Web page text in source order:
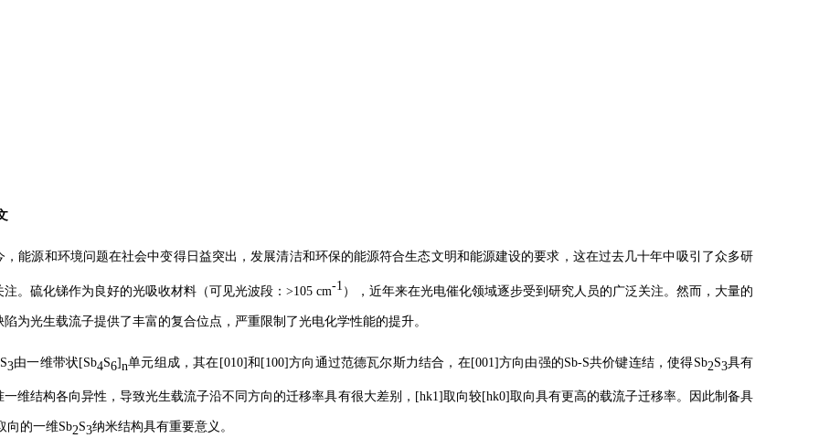
，能源和环境问题在社会中变得日益突出，发展清洁和环保的能源符合生态文明和能源建设的要求，这在过去几十年中吸引了众多研
。硫化锑作为良好的光吸收材料（可见光波段：>105 cm-1 ），近年来在光电催化领域逐步受到研究人员的广泛关注。然而，大量的
为光生载流子提供了丰富的复合位点，严重限制了光电化学性能的提升。
S3由一维带状[Sb4S6]n单元组成，其在[010]和[100]方向通过范德瓦尔斯力结合，在[001]方向由强的Sb-S共价键连结，使得Sb2S3具有
维结构各向异性，导致光生载流子沿不同方向的迁移率具有很大差别，[hk1]取向较[hk0]取向具有更高的载流子迁移率。因此制备具
向的一维Sb2S3纳米结构具有重要意义。